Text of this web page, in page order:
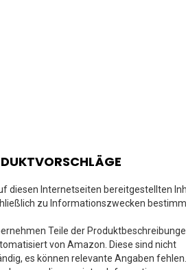
diesen Internetseiten bereitgestellten
zu Informationszwecken
Teile der
von Amazon. Diese sind nicht
es können relevante Angaben fehlen.